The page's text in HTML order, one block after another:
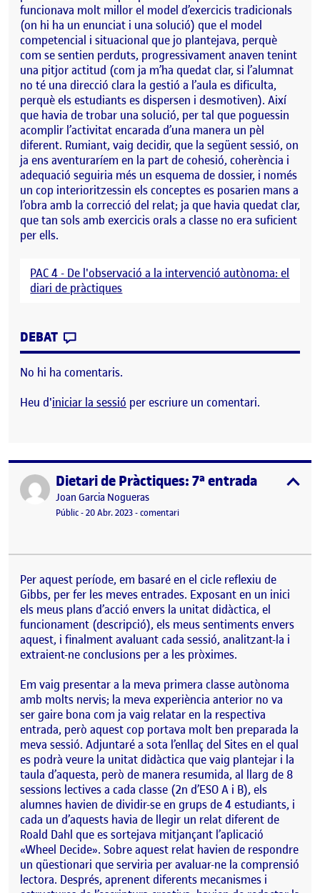
funcionava molt millor el model d’exercicis tradicionals
(on hi ha un enunciat i una solució) que el model
competencial i situacional que jo plantejava, perquè
com se sentien perduts, progressivament anaven tenint
una pitjor actitud (com ja m’ha quedat clar, si l’alumnat
no té una direcció clara la gestió a l’aula es dificulta,
perquè els estudiants es dispersen i desmotiven). Així
que havia de trobar una solució, per tal que poguessin
acomplir l’activitat encarada d’una manera un pèl
diferent. Rumiant, vaig decidir, que la següent sessió, on
ja ens aventuraríem en la part de cohesió, coherència i
adequació seguiria més un esquema de dossier, i només
un cop interioritzessin els conceptes es posarien mans a
l’obra amb la correcció del relat; ja que havia quedat clar,
que tan sols amb exercicis orals a classe no era suficient
per ells.
PAC 4 - De l'observació a la intervenció autònoma: el
diari de pràctiques
DEBAT
No hi ha comentaris.
Heu d'iniciar la sessió per escriure un comentari.
Publicat perDietari de Pràctiques: 7ª entrada
Publicat per
Joan Garcia Nogueras
Visibilitat:
Públic-Data de publicació
20 Abr. 2023-comentariel Dietari de Pràctiques: 7ª entrada
Per aquest període, em basaré en el cicle reflexiu de
Gibbs, per fer les meves entrades. Exposant en un inici
els meus plans d’acció envers la unitat didàctica, el
funcionament (descripció), els meus sentiments envers
aquest, i finalment avaluant cada sessió, analitzant-la i
extraient-ne conclusions per a les pròximes.
Em vaig presentar a la meva primera classe autònoma
amb molts nervis; la meva experiència anterior no va
ser gaire bona com ja vaig relatar en la respectiva
entrada, però aquest cop portava molt ben preparada la
meva sessió. Adjuntaré a sota l’enllaç del Sites en el qual
es podrà veure la unitat didàctica que vaig plantejar i la
taula d’aquesta, però de manera resumida, al llarg de 8
sessions lectives a cada classe (2n d’ESO A i B), els
alumnes havien de dividir-se en grups de 4 estudiants, i
cada un d’aquests havia de llegir un relat diferent de
Roald Dahl que es sortejava mitjançant l’aplicació
«Wheel Decide». Sobre aquest relat havien de respondre
un qüestionari que serviria per avaluar-ne la comprensió
lectora. Després, aprenent diferents mecanismes i